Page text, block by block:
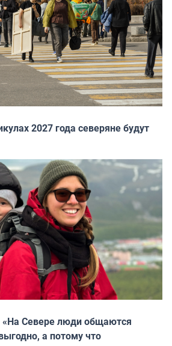
2027 года северяне будут
«На Севере люди общаются
а потому что